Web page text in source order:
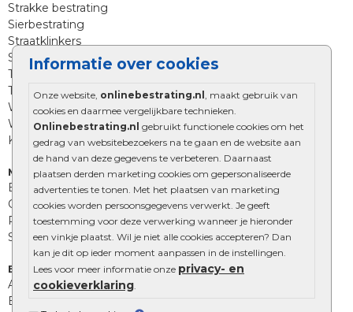
Informatie over cookies
Onze website, onlinebestrating.nl , maakt gebruik van
cookies en daarmee vergelijkbare technieken.
Onlinebestrating.nl gebruikt functionele cookies om het
gedrag van websitebezoekers na te gaan en de website aan
de hand van deze gegevens te verbeteren. Daarnaast
plaatsen derden marketing cookies om gepersonaliseerde
advertenties te tonen. Met het plaatsen van marketing
cookies worden persoonsgegevens verwerkt. Je geeft
toestemming voor deze verwerking wanneer je hieronder
een vinkje plaatst. Wil je niet alle cookies accepteren? Dan
kan je dit op ieder moment aanpassen in de instellingen.
Lees voor meer informatie onze privacy- en
cookieverklaring
Strakke bestrating
Sierbestrating
Straatklinkers
Straatstenen
Trommelstenen
Tuinstenen
Waalformaat
Wildverband bestrating
Kingstones
Muurelementen
Betonbielzen
Opsluitbanden
Palissades
Stapelblokken
Extra benodigdheden
Afwatering en diversen
Beplantings en betonelementen